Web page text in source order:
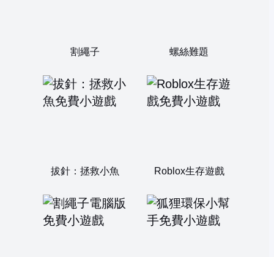
割繩子 螺絲難題
拔針：拯救小魚 Roblox生存遊戲